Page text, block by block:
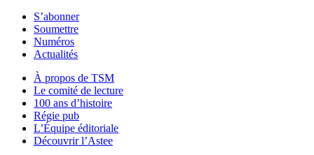
S’abonner
Soumettre
Numéros
Actualités
À propos de TSM
Le comité de lecture
100 ans d’histoire
Régie pub
L’Équipe éditoriale
Découvrir l’Astee